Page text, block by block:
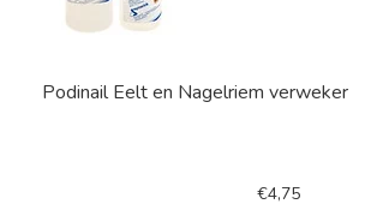
Podinail Eelt en Nagelriem verweker
€4,75